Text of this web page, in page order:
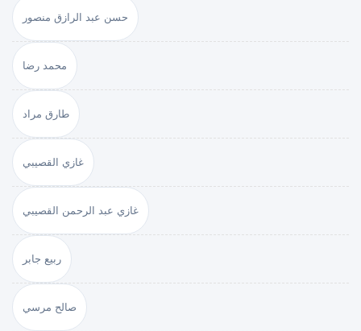
حسن عبد الرازق منصور
محمد رضا
طارق مراد
غازي القصيبي
غازي عبد الرحمن القصيبي
ربيع جابر
صالح مرسي